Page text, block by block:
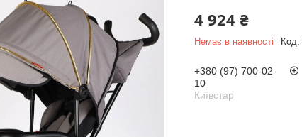
4 924 ₴
Немає в наявності Код:
+380 (97) 700-02-
10
Київстар